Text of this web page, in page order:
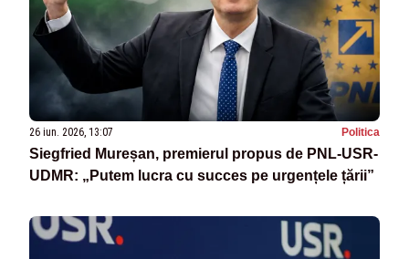
26 iun. 2026, 13:07 Politica
Siegfried Mureșan, premierul propus de PNL-USR-
UDMR: „Putem lucra cu succes pe urgențele țării”